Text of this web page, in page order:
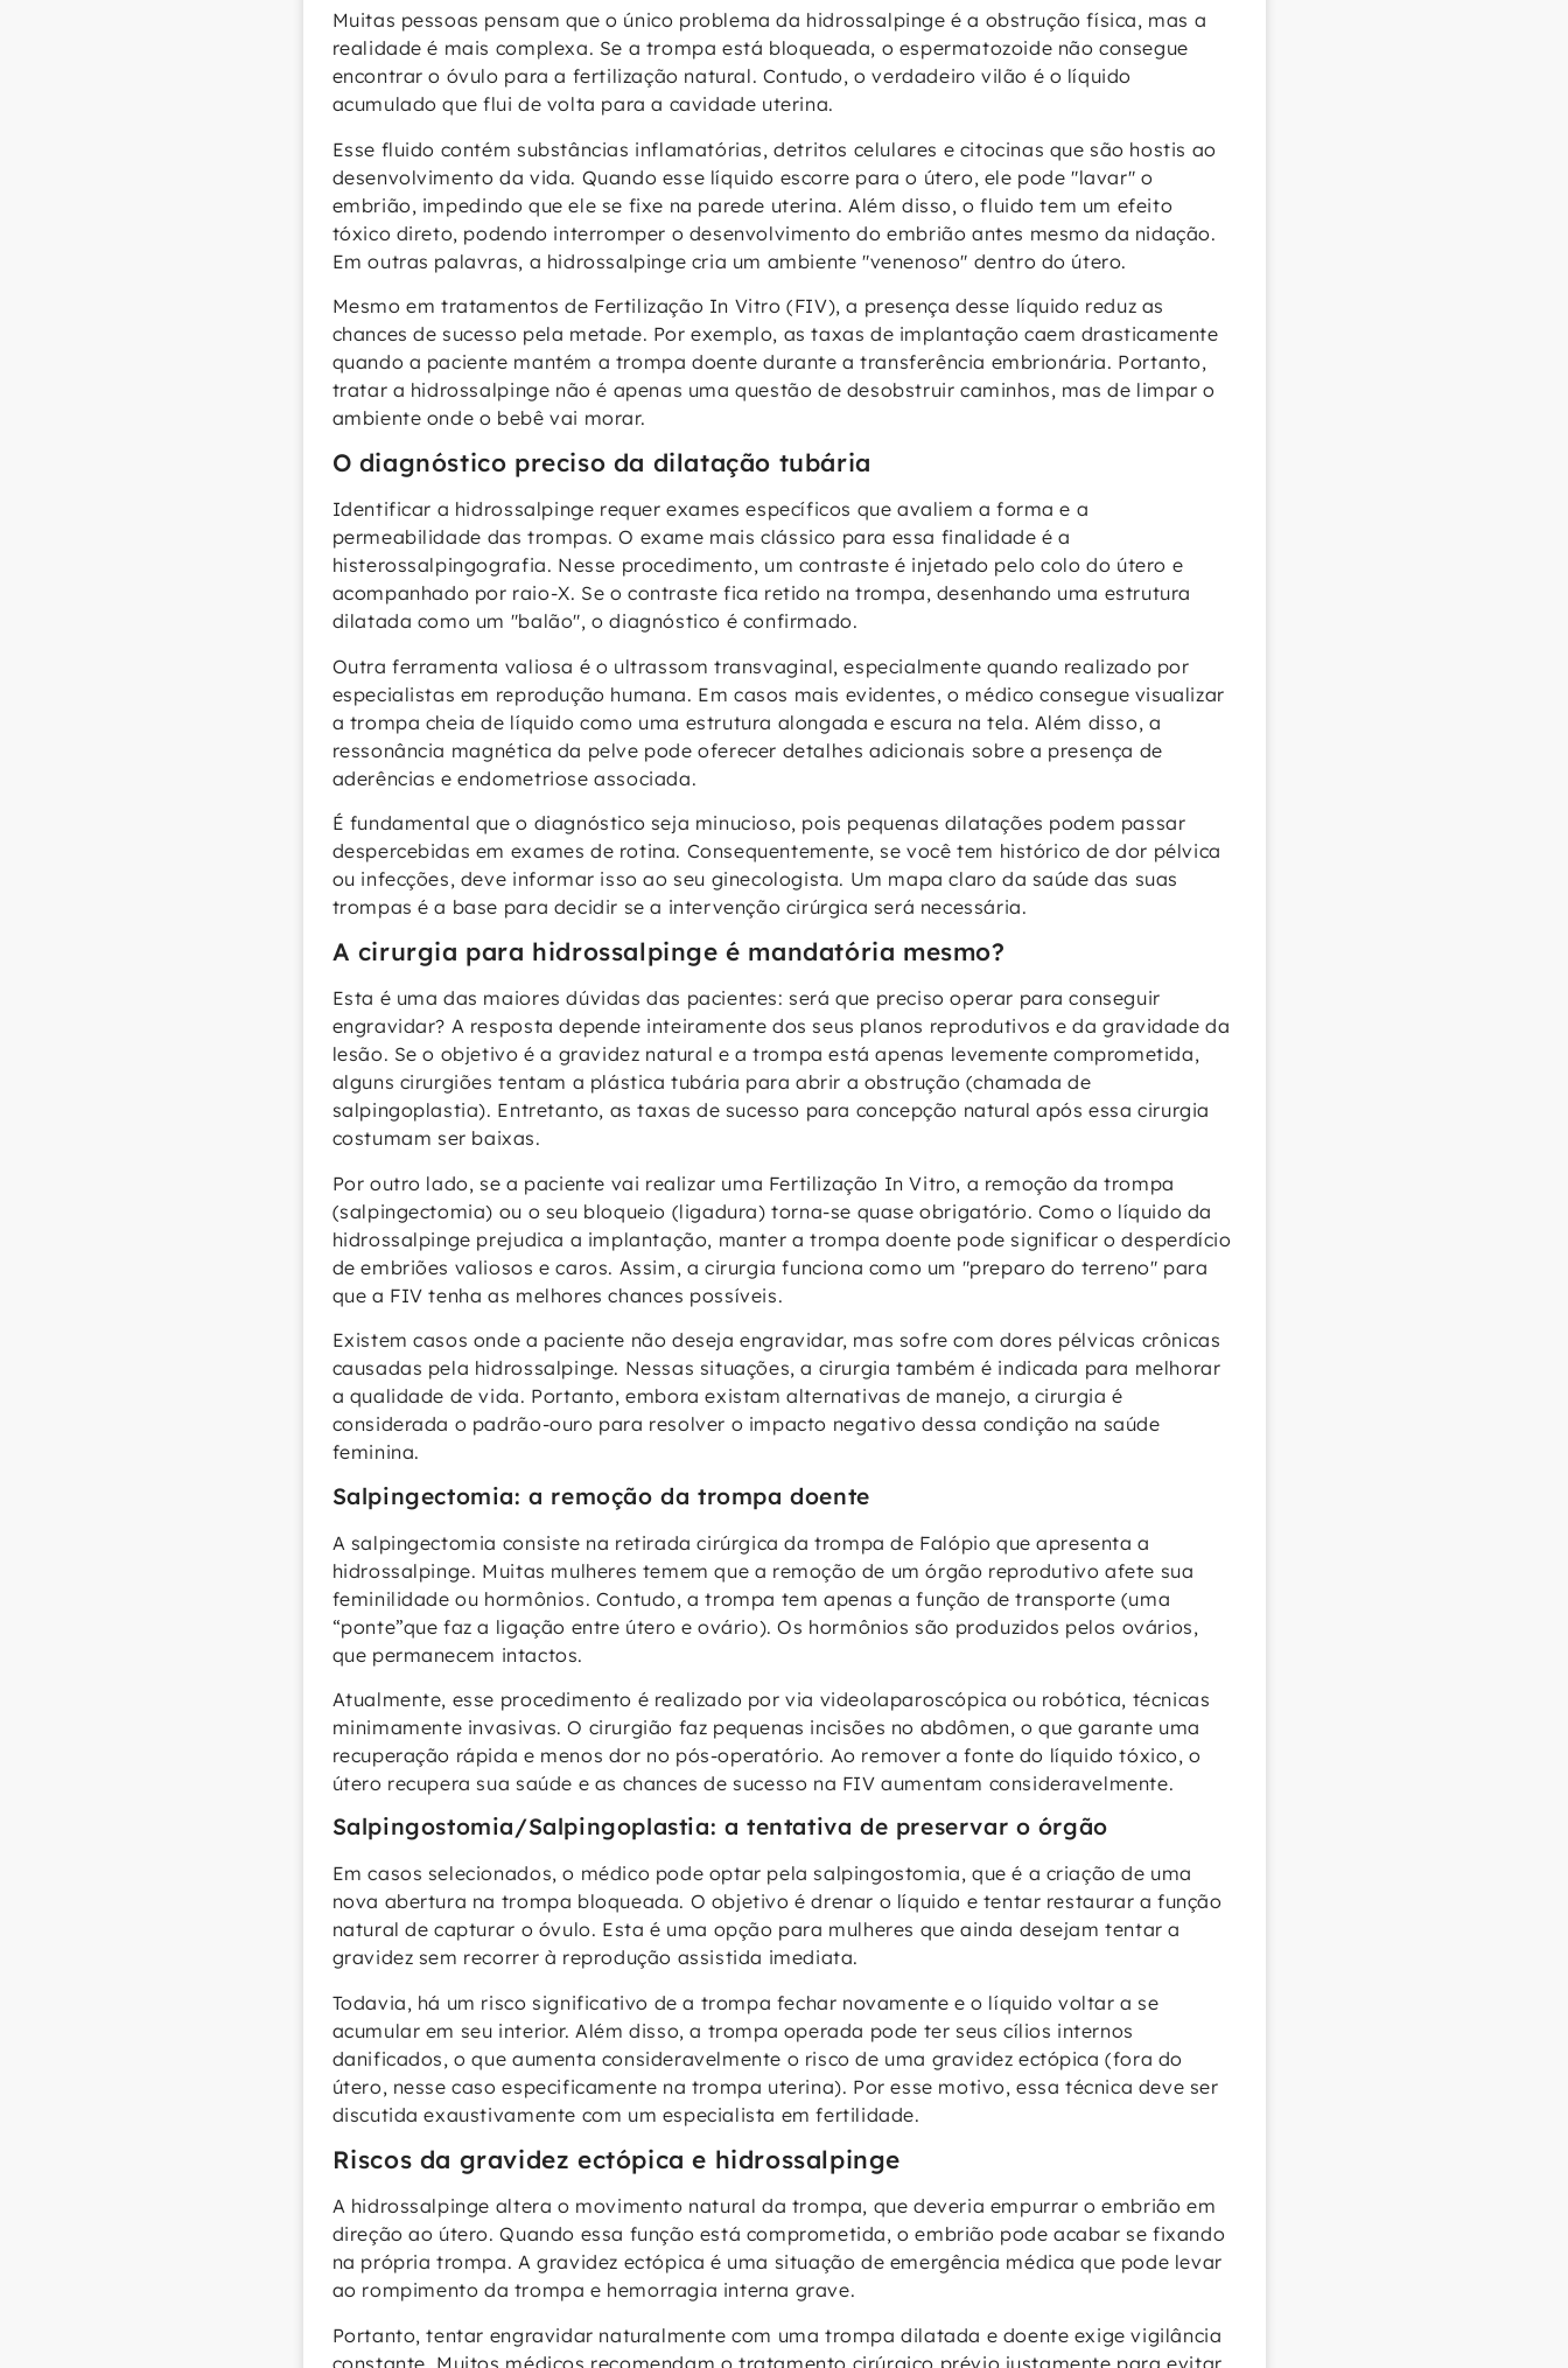
Muitas pessoas pensam que o único problema da hidrossalpinge é a obstrução física, mas a
realidade é mais complexa. Se a trompa está bloqueada, o espermatozoide não consegue
encontrar o óvulo para a fertilização natural. Contudo, o verdadeiro vilão é o líquido
acumulado que flui de volta para a cavidade uterina.
Esse fluido contém substâncias inflamatórias, detritos celulares e citocinas que são hostis ao
desenvolvimento da vida. Quando esse líquido escorre para o útero, ele pode "lavar" o
embrião, impedindo que ele se fixe na parede uterina. Além disso, o fluido tem um efeito
tóxico direto, podendo interromper o desenvolvimento do embrião antes mesmo da nidação.
Em outras palavras, a hidrossalpinge cria um ambiente "venenoso" dentro do útero.
Mesmo em tratamentos de Fertilização In Vitro (FIV), a presença desse líquido reduz as
chances de sucesso pela metade. Por exemplo, as taxas de implantação caem drasticamente
quando a paciente mantém a trompa doente durante a transferência embrionária. Portanto,
tratar a hidrossalpinge não é apenas uma questão de desobstruir caminhos, mas de limpar o
ambiente onde o bebê vai morar.
O diagnóstico preciso da dilatação tubária
Identificar a hidrossalpinge requer exames específicos que avaliem a forma e a
permeabilidade das trompas. O exame mais clássico para essa finalidade é a
histerossalpingografia. Nesse procedimento, um contraste é injetado pelo colo do útero e
acompanhado por raio-X. Se o contraste fica retido na trompa, desenhando uma estrutura
dilatada como um "balão", o diagnóstico é confirmado.
Outra ferramenta valiosa é o ultrassom transvaginal, especialmente quando realizado por
especialistas em reprodução humana. Em casos mais evidentes, o médico consegue visualizar
a trompa cheia de líquido como uma estrutura alongada e escura na tela. Além disso, a
ressonância magnética da pelve pode oferecer detalhes adicionais sobre a presença de
aderências e endometriose associada.
É fundamental que o diagnóstico seja minucioso, pois pequenas dilatações podem passar
despercebidas em exames de rotina. Consequentemente, se você tem histórico de dor pélvica
ou infecções, deve informar isso ao seu ginecologista. Um mapa claro da saúde das suas
trompas é a base para decidir se a intervenção cirúrgica será necessária.
A cirurgia para hidrossalpinge é mandatória mesmo?
Esta é uma das maiores dúvidas das pacientes: será que preciso operar para conseguir
engravidar? A resposta depende inteiramente dos seus planos reprodutivos e da gravidade da
lesão. Se o objetivo é a gravidez natural e a trompa está apenas levemente comprometida,
alguns cirurgiões tentam a plástica tubária para abrir a obstrução (chamada de
salpingoplastia). Entretanto, as taxas de sucesso para concepção natural após essa cirurgia
costumam ser baixas.
Por outro lado, se a paciente vai realizar uma Fertilização In Vitro, a remoção da trompa
(salpingectomia) ou o seu bloqueio (ligadura) torna-se quase obrigatório. Como o líquido da
hidrossalpinge prejudica a implantação, manter a trompa doente pode significar o desperdício
de embriões valiosos e caros. Assim, a cirurgia funciona como um "preparo do terreno" para
que a FIV tenha as melhores chances possíveis.
Existem casos onde a paciente não deseja engravidar, mas sofre com dores pélvicas crônicas
causadas pela hidrossalpinge. Nessas situações, a cirurgia também é indicada para melhorar
a qualidade de vida. Portanto, embora existam alternativas de manejo, a cirurgia é
considerada o padrão-ouro para resolver o impacto negativo dessa condição na saúde
feminina.
Salpingectomia: a remoção da trompa doente
A salpingectomia consiste na retirada cirúrgica da trompa de Falópio que apresenta a
hidrossalpinge. Muitas mulheres temem que a remoção de um órgão reprodutivo afete sua
feminilidade ou hormônios. Contudo, a trompa tem apenas a função de transporte (uma
“ponte”que faz a ligação entre útero e ovário). Os hormônios são produzidos pelos ovários,
que permanecem intactos.
Atualmente, esse procedimento é realizado por via videolaparoscópica ou robótica, técnicas
minimamente invasivas. O cirurgião faz pequenas incisões no abdômen, o que garante uma
recuperação rápida e menos dor no pós-operatório. Ao remover a fonte do líquido tóxico, o
útero recupera sua saúde e as chances de sucesso na FIV aumentam consideravelmente.
Salpingostomia/Salpingoplastia: a tentativa de preservar o órgão
Em casos selecionados, o médico pode optar pela salpingostomia, que é a criação de uma
nova abertura na trompa bloqueada. O objetivo é drenar o líquido e tentar restaurar a função
natural de capturar o óvulo. Esta é uma opção para mulheres que ainda desejam tentar a
gravidez sem recorrer à reprodução assistida imediata.
Todavia, há um risco significativo de a trompa fechar novamente e o líquido voltar a se
acumular em seu interior. Além disso, a trompa operada pode ter seus cílios internos
danificados, o que aumenta consideravelmente o risco de uma gravidez ectópica (fora do
útero, nesse caso especificamente na trompa uterina). Por esse motivo, essa técnica deve ser
discutida exaustivamente com um especialista em fertilidade.
Riscos da gravidez ectópica e hidrossalpinge
A hidrossalpinge altera o movimento natural da trompa, que deveria empurrar o embrião em
direção ao útero. Quando essa função está comprometida, o embrião pode acabar se fixando
na própria trompa. A gravidez ectópica é uma situação de emergência médica que pode levar
ao rompimento da trompa e hemorragia interna grave.
Portanto, tentar engravidar naturalmente com uma trompa dilatada e doente exige vigilância
constante. Muitos médicos recomendam o tratamento cirúrgico prévio justamente para evitar